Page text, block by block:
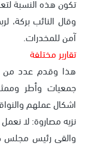
وقال النائب بركة،
آمن للمخدرات.
تقارير مختلفة
هذا وقدم عدد من
جمعيات وأطر
اشكال عملهم
نزيه مصاروة: لا
والقى رئيس مجلس